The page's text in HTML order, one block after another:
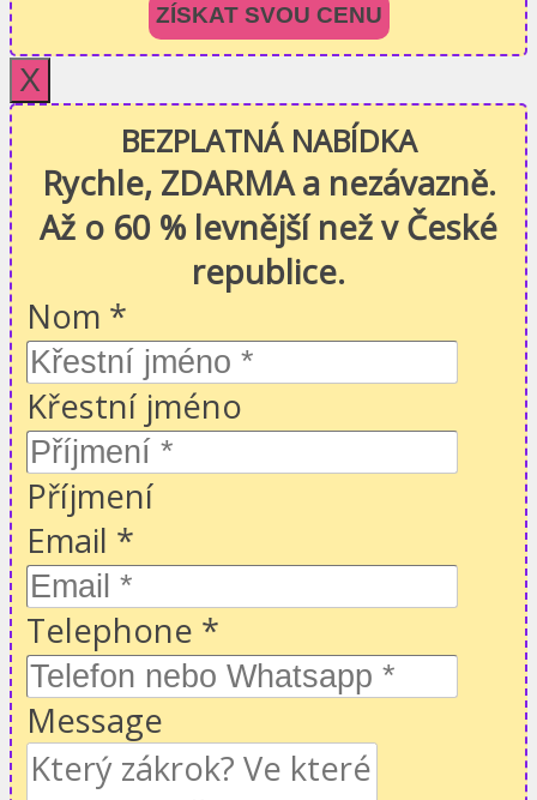
ZÍSKAT SVOU CENU
X
BEZPLATNÁ NABÍDKA
Rychle, ZDARMA a nezávazně.
Až o 60 % levnější než v České
republice.
Nom *
Křestní jméno
Příjmení
Email *
Telephone *
Message